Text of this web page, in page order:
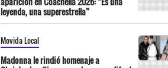
leyenda, una superestrella”
Movida Local
Madonna le rindió homenaje a